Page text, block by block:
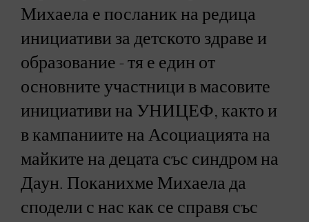
Михаела е посланик на редица
инициативи за детското здраве и
образование - тя е един от
основните участници в масовите
инициативи на УНИЦЕФ, както и
в кампаниите на Асоциацията на
майките на децата със синдром на
Даун. Поканихме Михаела да
сподели с нас как се справя със